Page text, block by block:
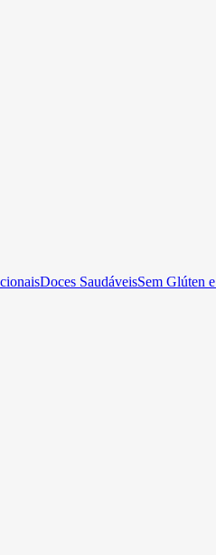
Doces SaudáveisSem Glúten